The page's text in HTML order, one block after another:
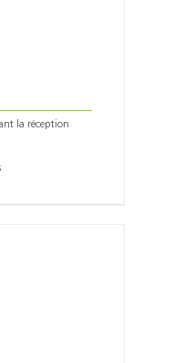
la réception